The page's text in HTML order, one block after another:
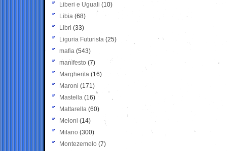
Liberi e Uguali (10)
Libia (68)
Libri (33)
Liguria Futurista (25)
mafia (543)
manifesto (7)
Margherita (16)
Maroni (171)
Mastella (16)
Mattarella (60)
Meloni (14)
Milano (300)
Montezemolo (7)